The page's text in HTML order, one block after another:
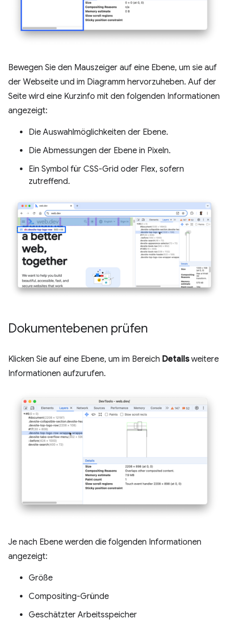
Bewegen Sie den Mauszeiger auf eine Ebene, um sie auf
der Webseite und im Diagramm hervorzuheben. Auf der
Seite wird eine Kurzinfo mit den folgenden Informationen
angezeigt:
Die Auswahlmöglichkeiten der Ebene.
Die Abmessungen der Ebene in Pixeln.
Ein Symbol für CSS-Grid oder Flex, sofern
zutreffend.
Dokumentebenen prüfen
Klicken Sie auf eine Ebene, um im Bereich Detailsweitere
Informationen aufzurufen.
Je nach Ebene werden die folgenden Informationen
angezeigt:
Größe
Compositing-Gründe
Geschätzter Arbeitsspeicher